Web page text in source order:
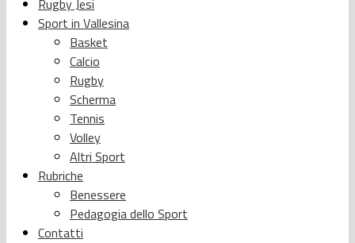
Rugby Jesi
Sport in Vallesina
Basket
Calcio
Rugby
Scherma
Tennis
Volley
Altri Sport
Rubriche
Benessere
Pedagogia dello Sport
Contatti